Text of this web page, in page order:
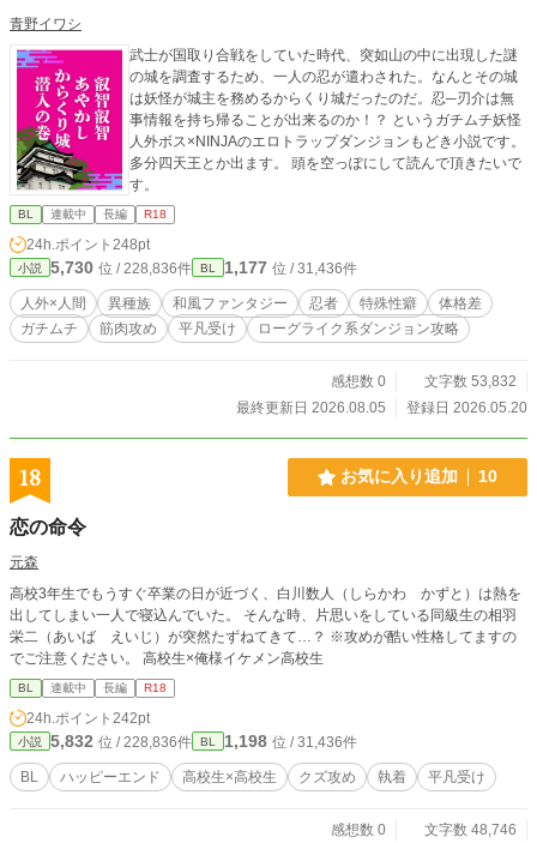
青野イワシ
武士が国取り合戦をしていた時代、突如山の中に出現した謎
の城を調査するため、一人の忍が遣わされた。なんとその城
は妖怪が城主を務めるからくり城だったのだ。忍─刃介は無
事情報を持ち帰ることが出来るのか！？ というガチムチ妖怪
人外ボス×NINJAのエロトラップダンジョンもどき小説です。
多分四天王とか出ます。 頭を空っぽにして読んで頂きたいで
す。
BL 連載中 長編 R18
24h.ポイント 248pt
小説 5,730 位 / 228,836件 BL 1,177 位 / 31,436件
人外×人間 異種族 和風ファンタジー 忍者 特殊性癖
体格差
ガチムチ
筋肉攻め 平凡受け ローグライク系ダンジョン攻略
感想数 0
文字数 53,832
最終更新日 2026.08.05
登録日 2026.05.20
18 お気に入り追加 10
恋の命令
元森
高校3年生でもうすぐ卒業の日が近づく、白川数人（しらかわ かずと）は熱を
出してしまい一人で寝込んでいた。 そんな時、片思いをしている同級生の相羽
栄二（あいば えいじ）が突然たずねてきて…？ ※攻めが酷い性格してますの
でご注意ください。 高校生×俺様イケメン高校生
BL 連載中 長編 R18
24h.ポイント 242pt
小説 5,832 位 / 228,836件 BL 1,198 位 / 31,436件
BL ハッピーエンド 高校生×高校生 クズ攻め 執着 平凡受け
感想数 0
文字数 48,746